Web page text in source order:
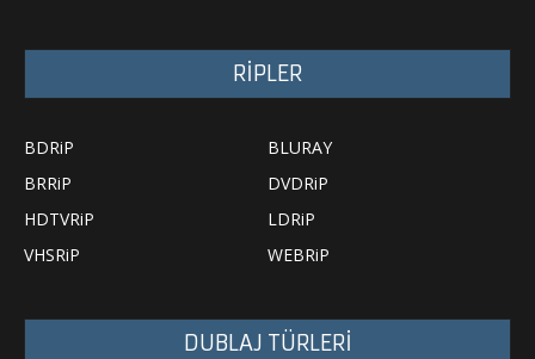
RİPLER
BDRiP
BLURAY
BRRiP
DVDRiP
HDTVRiP
LDRiP
VHSRiP
WEBRiP
DUBLAJ TÜRLERİ